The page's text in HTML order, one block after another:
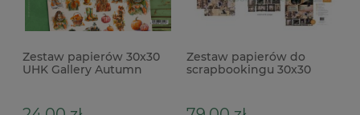
Zestaw papierów 30x30
UHK Gallery Autumn
Zestaw papierów do
scrapbookingu 30x30